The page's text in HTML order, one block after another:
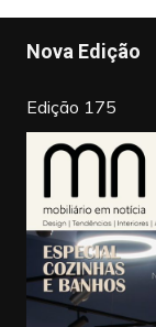
o
o
k
Nova Edição
Edição 175